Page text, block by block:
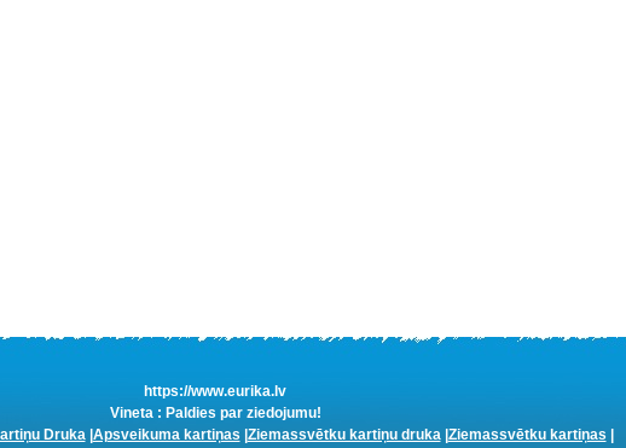
https://www.eurika.lv
Vineta : Paldies par ziedojumu!
Druka| Apsveikuma kartiņas Ziemassvētku kartiņu druka| Ziemassvētku kartiņas